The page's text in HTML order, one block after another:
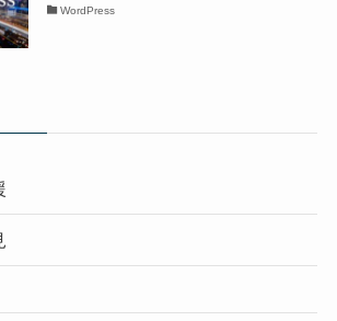
WordPress